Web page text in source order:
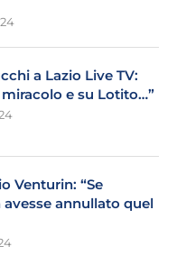
a Lazio Live TV:
e su Lotito…”
Venturin: “Se
avesse annullato quel